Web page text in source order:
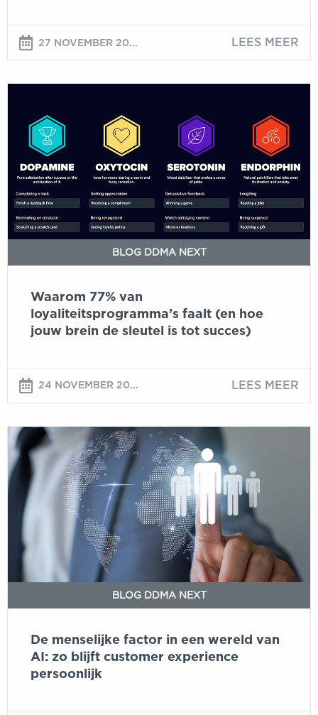
27 NOVEMBER 20... LEES MEER
loyaliteitsprogramma’s
(en
hoe
jouw
brein
succes)
BLOG DDMA NEXT
Waarom 77% van
loyaliteitsprogramma’s faalt (en hoe
jouw brein de sleutel is tot succes)
24 NOVEMBER 20... LEES MEER
De
menselijke
factor
in
een
wereld
AI:
persoonlijk
BLOG DDMA NEXT
De menselijke factor in een wereld van
AI: zo blijft customer experience
persoonlijk